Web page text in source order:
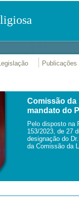
Legislação Publicações
Comissão
mandato do
Pelo disposto na
153/2023, de 27
designação do
da Comissão da